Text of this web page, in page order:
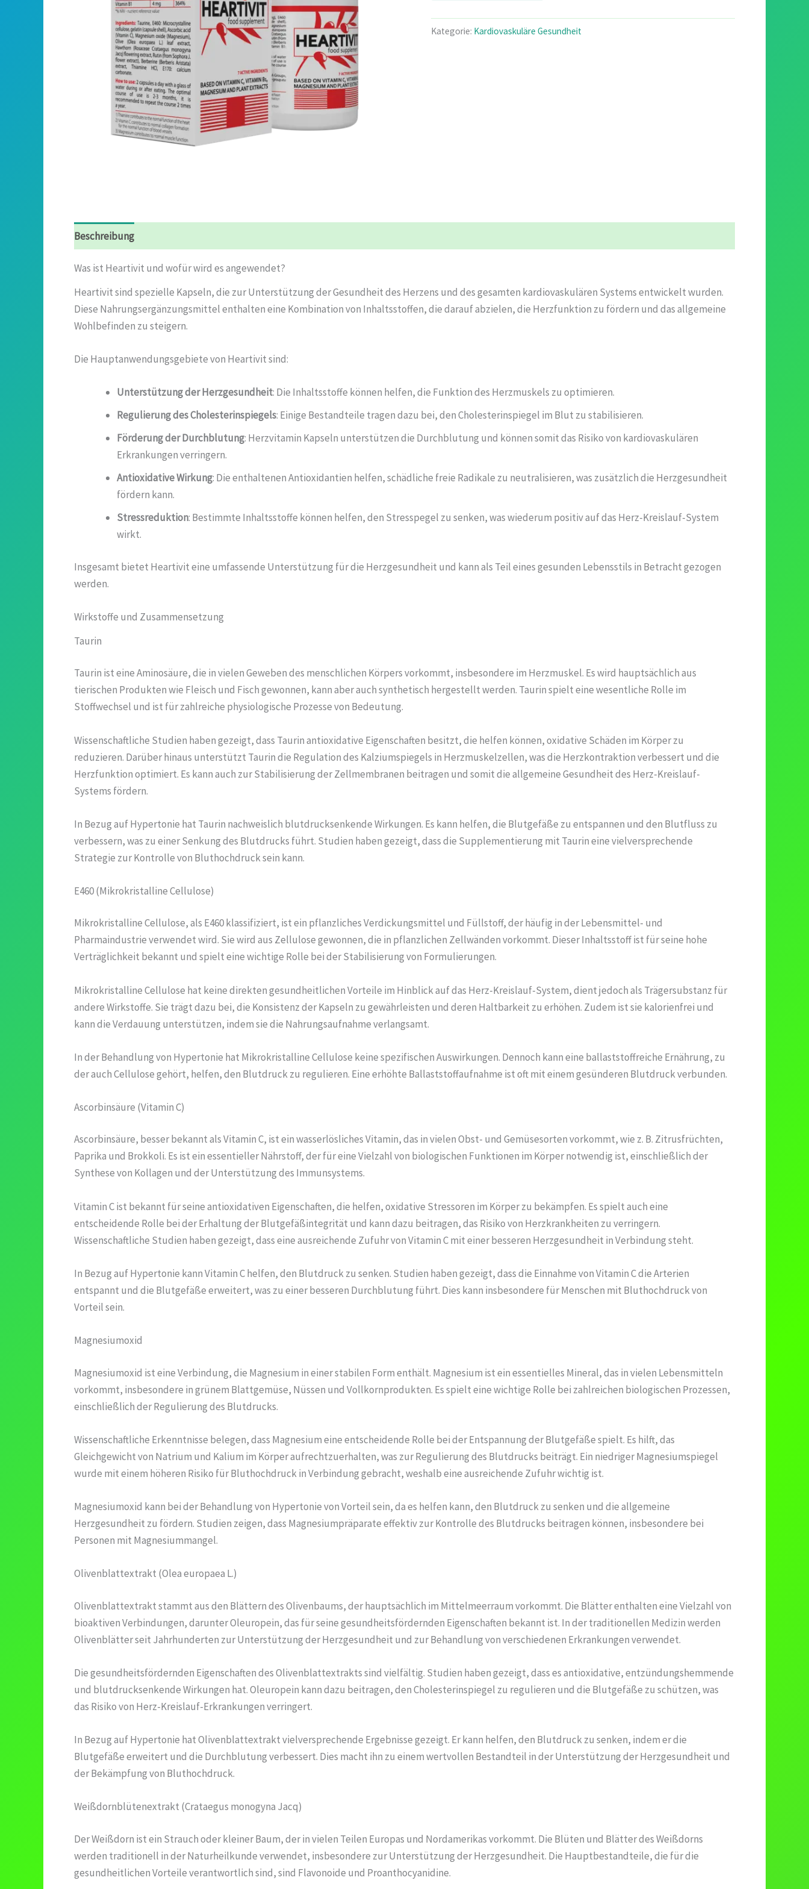
war:
€78.00
ist:
€39.00.
Kategorie: Kardiovaskuläre Gesundheit
Beschreibung
Was ist Heartivit und wofür wird es angewendet?
Heartivit sind spezielle Kapseln, die zur Unterstützung der Gesundheit des Herzens und des gesamten kardiovaskulären Systems entwickelt wurden.
Diese Nahrungsergänzungsmittel enthalten eine Kombination von Inhaltsstoffen, die darauf abzielen, die Herzfunktion zu fördern und das allgemeine
Wohlbefinden zu steigern.
Die Hauptanwendungsgebiete von Heartivit sind:
Unterstützung der Herzgesundheit: Die Inhaltsstoffe können helfen, die Funktion des Herzmuskels zu optimieren.
Regulierung des Cholesterinspiegels: Einige Bestandteile tragen dazu bei, den Cholesterinspiegel im Blut zu stabilisieren.
Förderung der Durchblutung: Herzvitamin Kapseln unterstützen die Durchblutung und können somit das Risiko von kardiovaskulären
Erkrankungen verringern.
Antioxidative Wirkung: Die enthaltenen Antioxidantien helfen, schädliche freie Radikale zu neutralisieren, was zusätzlich die Herzgesundheit
fördern kann.
Stressreduktion: Bestimmte Inhaltsstoffe können helfen, den Stresspegel zu senken, was wiederum positiv auf das Herz-Kreislauf-System
wirkt.
Insgesamt bietet Heartivit eine umfassende Unterstützung für die Herzgesundheit und kann als Teil eines gesunden Lebensstils in Betracht gezogen
werden.
Wirkstoffe und Zusammensetzung
Taurin
Taurin ist eine Aminosäure, die in vielen Geweben des menschlichen Körpers vorkommt, insbesondere im Herzmuskel. Es wird hauptsächlich aus
tierischen Produkten wie Fleisch und Fisch gewonnen, kann aber auch synthetisch hergestellt werden. Taurin spielt eine wesentliche Rolle im
Stoffwechsel und ist für zahlreiche physiologische Prozesse von Bedeutung.
Wissenschaftliche Studien haben gezeigt, dass Taurin antioxidative Eigenschaften besitzt, die helfen können, oxidative Schäden im Körper zu
reduzieren. Darüber hinaus unterstützt Taurin die Regulation des Kalziumspiegels in Herzmuskelzellen, was die Herzkontraktion verbessert und die
Herzfunktion optimiert. Es kann auch zur Stabilisierung der Zellmembranen beitragen und somit die allgemeine Gesundheit des Herz-Kreislauf-
Systems fördern.
In Bezug auf Hypertonie hat Taurin nachweislich blutdrucksenkende Wirkungen. Es kann helfen, die Blutgefäße zu entspannen und den Blutfluss zu
verbessern, was zu einer Senkung des Blutdrucks führt. Studien haben gezeigt, dass die Supplementierung mit Taurin eine vielversprechende
Strategie zur Kontrolle von Bluthochdruck sein kann.
E460 (Mikrokristalline Cellulose)
Mikrokristalline Cellulose, als E460 klassifiziert, ist ein pflanzliches Verdickungsmittel und Füllstoff, der häufig in der Lebensmittel- und
Pharmaindustrie verwendet wird. Sie wird aus Zellulose gewonnen, die in pflanzlichen Zellwänden vorkommt. Dieser Inhaltsstoff ist für seine hohe
Verträglichkeit bekannt und spielt eine wichtige Rolle bei der Stabilisierung von Formulierungen.
Mikrokristalline Cellulose hat keine direkten gesundheitlichen Vorteile im Hinblick auf das Herz-Kreislauf-System, dient jedoch als Trägersubstanz für
andere Wirkstoffe. Sie trägt dazu bei, die Konsistenz der Kapseln zu gewährleisten und deren Haltbarkeit zu erhöhen. Zudem ist sie kalorienfrei und
kann die Verdauung unterstützen, indem sie die Nahrungsaufnahme verlangsamt.
In der Behandlung von Hypertonie hat Mikrokristalline Cellulose keine spezifischen Auswirkungen. Dennoch kann eine ballaststoffreiche Ernährung, zu
der auch Cellulose gehört, helfen, den Blutdruck zu regulieren. Eine erhöhte Ballaststoffaufnahme ist oft mit einem gesünderen Blutdruck verbunden.
Ascorbinsäure (Vitamin C)
Ascorbinsäure, besser bekannt als Vitamin C, ist ein wasserlösliches Vitamin, das in vielen Obst- und Gemüsesorten vorkommt, wie z. B. Zitrusfrüchten,
Paprika und Brokkoli. Es ist ein essentieller Nährstoff, der für eine Vielzahl von biologischen Funktionen im Körper notwendig ist, einschließlich der
Synthese von Kollagen und der Unterstützung des Immunsystems.
Vitamin C ist bekannt für seine antioxidativen Eigenschaften, die helfen, oxidative Stressoren im Körper zu bekämpfen. Es spielt auch eine
entscheidende Rolle bei der Erhaltung der Blutgefäßintegrität und kann dazu beitragen, das Risiko von Herzkrankheiten zu verringern.
Wissenschaftliche Studien haben gezeigt, dass eine ausreichende Zufuhr von Vitamin C mit einer besseren Herzgesundheit in Verbindung steht.
In Bezug auf Hypertonie kann Vitamin C helfen, den Blutdruck zu senken. Studien haben gezeigt, dass die Einnahme von Vitamin C die Arterien
entspannt und die Blutgefäße erweitert, was zu einer besseren Durchblutung führt. Dies kann insbesondere für Menschen mit Bluthochdruck von
Vorteil sein.
Magnesiumoxid
Magnesiumoxid ist eine Verbindung, die Magnesium in einer stabilen Form enthält. Magnesium ist ein essentielles Mineral, das in vielen Lebensmitteln
vorkommt, insbesondere in grünem Blattgemüse, Nüssen und Vollkornprodukten. Es spielt eine wichtige Rolle bei zahlreichen biologischen Prozessen,
einschließlich der Regulierung des Blutdrucks.
Wissenschaftliche Erkenntnisse belegen, dass Magnesium eine entscheidende Rolle bei der Entspannung der Blutgefäße spielt. Es hilft, das
Gleichgewicht von Natrium und Kalium im Körper aufrechtzuerhalten, was zur Regulierung des Blutdrucks beiträgt. Ein niedriger Magnesiumspiegel
wurde mit einem höheren Risiko für Bluthochdruck in Verbindung gebracht, weshalb eine ausreichende Zufuhr wichtig ist.
Magnesiumoxid kann bei der Behandlung von Hypertonie von Vorteil sein, da es helfen kann, den Blutdruck zu senken und die allgemeine
Herzgesundheit zu fördern. Studien zeigen, dass Magnesiumpräparate effektiv zur Kontrolle des Blutdrucks beitragen können, insbesondere bei
Personen mit Magnesiummangel.
Olivenblattextrakt (Olea europaea L.)
Olivenblattextrakt stammt aus den Blättern des Olivenbaums, der hauptsächlich im Mittelmeerraum vorkommt. Die Blätter enthalten eine Vielzahl von
bioaktiven Verbindungen, darunter Oleuropein, das für seine gesundheitsfördernden Eigenschaften bekannt ist. In der traditionellen Medizin werden
Olivenblätter seit Jahrhunderten zur Unterstützung der Herzgesundheit und zur Behandlung von verschiedenen Erkrankungen verwendet.
Die gesundheitsfördernden Eigenschaften des Olivenblattextrakts sind vielfältig. Studien haben gezeigt, dass es antioxidative, entzündungshemmende
und blutdrucksenkende Wirkungen hat. Oleuropein kann dazu beitragen, den Cholesterinspiegel zu regulieren und die Blutgefäße zu schützen, was
das Risiko von Herz-Kreislauf-Erkrankungen verringert.
In Bezug auf Hypertonie hat Olivenblattextrakt vielversprechende Ergebnisse gezeigt. Er kann helfen, den Blutdruck zu senken, indem er die
Blutgefäße erweitert und die Durchblutung verbessert. Dies macht ihn zu einem wertvollen Bestandteil in der Unterstützung der Herzgesundheit und
der Bekämpfung von Bluthochdruck.
Weißdornblütenextrakt (Crataegus monogyna Jacq)
Der Weißdorn ist ein Strauch oder kleiner Baum, der in vielen Teilen Europas und Nordamerikas vorkommt. Die Blüten und Blätter des Weißdorns
werden traditionell in der Naturheilkunde verwendet, insbesondere zur Unterstützung der Herzgesundheit. Die Hauptbestandteile, die für die
gesundheitlichen Vorteile verantwortlich sind, sind Flavonoide und Proanthocyanidine.